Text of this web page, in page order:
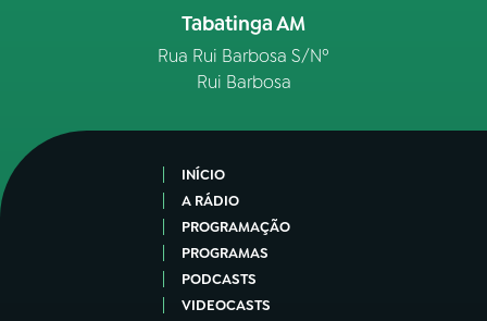
Tabatinga AM
Rua Rui Barbosa S/Nº
Rui Barbosa
INÍCIO
A RÁDIO
PROGRAMAÇÃO
PROGRAMAS
PODCASTS
VIDEOCASTS